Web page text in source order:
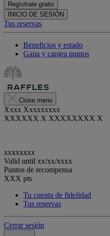
Regístrate gratis
INICIO DE SESIÓN
Tus reservas
Beneficios y estado
Gana y canjea puntos
Close menu
Xxxx Xxxxxxxxx
XXXXXX X XXXXXXXX X
xxxxxxxx
Valid until xx/xx/xxxx
Puntos de recompensa
XXX pts
Tu cuenta de fidelidad
Tus reservas
Cerrar sesión